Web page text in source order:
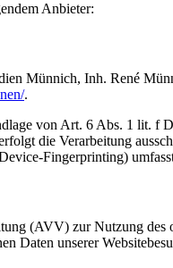
Anbieter:
Münnich, Inh. René
.
von Art. 6 Abs. 1 lit. f
die Verarbeitung
Fingerprinting)
(AVV) zur Nutzung des
Daten unserer